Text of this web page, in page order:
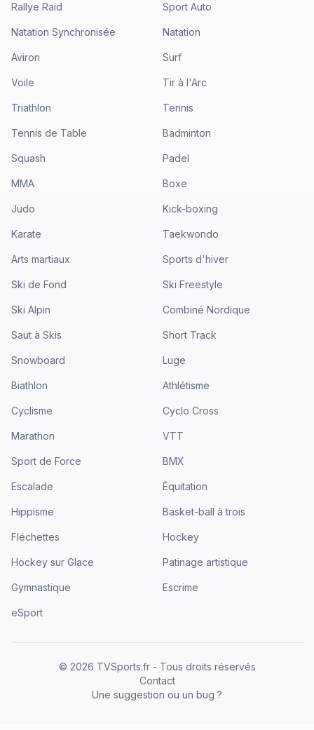
Rallye Raid Sport Auto
Natation Synchronisée Natation
Aviron Surf
Voile Tir à l'Arc
Triathlon Tennis
Tennis de Table Badminton
Squash Padel
MMA Boxe
Judo Kick-boxing
Karate Taekwondo
Arts martiaux Sports d'hiver
Ski de Fond Ski Freestyle
Ski Alpin Combiné Nordique
Saut à Skis Short Track
Snowboard Luge
Biathlon Athlétisme
Cyclisme Cyclo Cross
Marathon VTT
Sport de Force BMX
Escalade Équitation
Hippisme Basket-ball à trois
Fléchettes Hockey
Hockey sur Glace Patinage artistique
Gymnastique Escrime
eSport
© 2026 TVSports.fr - Tous droits réservés
Contact
Une suggestion ou un bug ?